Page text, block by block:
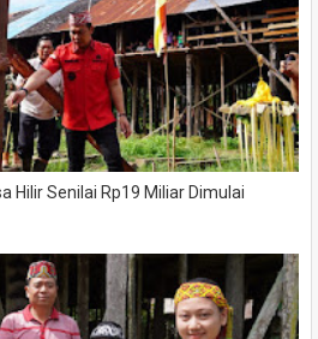
Hilir Senilai Rp19 Miliar Dimulai